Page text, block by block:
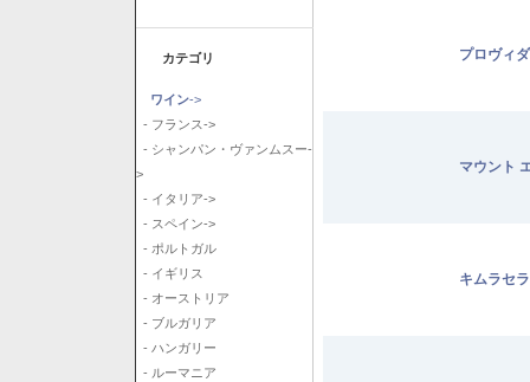
カテゴリ
ワイン->
- フランス->
- シャンパン・ヴァンムスー-
>
- イタリア->
- スペイン->
- ポルトガル
- イギリス
- オーストリア
- ブルガリア
- ハンガリー
- ルーマニア
プロヴィ
マウント
キムラセ